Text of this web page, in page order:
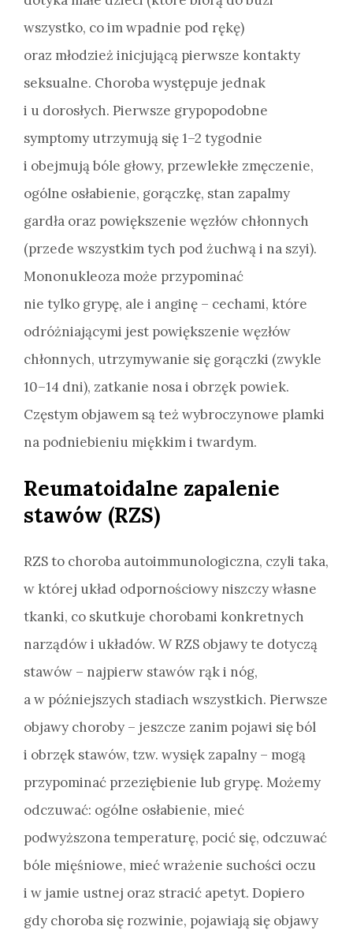
wszystko, co im wpadnie pod rękę)
oraz młodzież inicjującą pierwsze kontakty
seksualne. Choroba występuje jednak
i u dorosłych. Pierwsze grypopodobne
symptomy utrzymują się 1–2 tygodnie
i obejmują bóle głowy, przewlekłe zmęczenie,
ogólne osłabienie, gorączkę, stan zapalmy
gardła oraz powiększenie węzłów chłonnych
(przede wszystkim tych pod żuchwą i na szyi).
Mononukleoza może przypominać
nie tylko grypę, ale i anginę – cechami, które
odróżniającymi jest powiększenie węzłów
chłonnych, utrzymywanie się gorączki (zwykle
10–14 dni), zatkanie nosa i obrzęk powiek.
Częstym objawem są też wybroczynowe plamki
na podniebieniu miękkim i twardym.
Reumatoidalne zapalenie
stawów (RZS)
RZS to choroba autoimmunologiczna, czyli taka,
w której układ odpornościowy niszczy własne
tkanki, co skutkuje chorobami konkretnych
narządów i układów. W RZS objawy te dotyczą
stawów – najpierw stawów rąk i nóg,
a w późniejszych stadiach wszystkich. Pierwsze
objawy choroby – jeszcze zanim pojawi się ból
i obrzęk stawów, tzw. wysięk zapalny – mogą
przypominać przeziębienie lub grypę. Możemy
odczuwać: ogólne osłabienie, mieć
podwyższona temperaturę, pocić się, odczuwać
bóle mięśniowe, mieć wrażenie suchości oczu
i w jamie ustnej oraz stracić apetyt. Dopiero
gdy choroba się rozwinie, pojawiają się objawy